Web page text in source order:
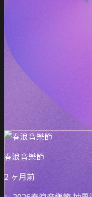
春浪音樂節
2 ヶ月前